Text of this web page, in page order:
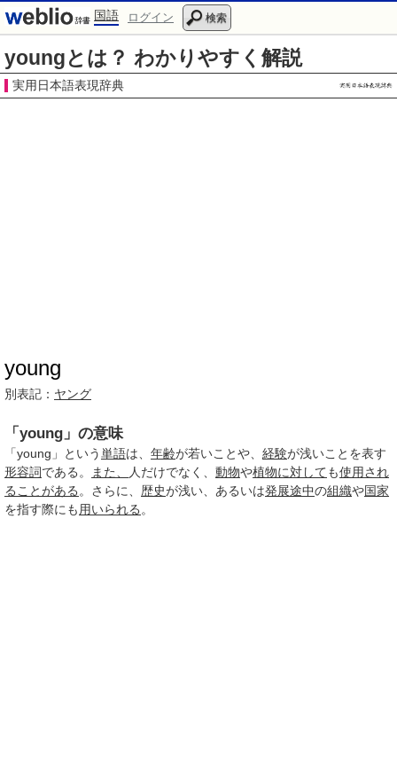
国語 ログイン 検索
youngとは？ わかりやすく解説
実用日本語表現辞典
young
別表記： ヤング
「young」の意味
「young」という単語は、 年齢が若いことや、 経験が浅いことを表す
形容詞である。 また、 人だけでなく、 動物や植物に対しても使用され
る ことがある 。さらに、 歴史が浅い、あるいは発展途中の組織や国家
を指す際にも 用いられる 。